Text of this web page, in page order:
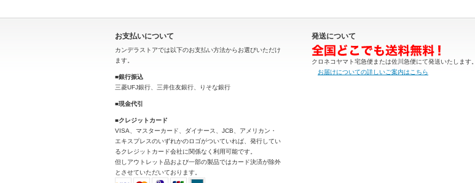
お支払いについて
カンデラストアでは以下のお支払い方法からお選びいただけ
ます。
■銀行振込
三菱UFJ銀行、三井住友銀行、りそな銀行
■現金代引
■クレジットカード
VISA、マスターカード、ダイナース、JCB、アメリカン・
エキスプレスのいずれかのロゴがついていれば、発行してい
るクレジットカード会社に関係なく利用可能です。
但しアウトレット品および一部の製品ではカード決済が除外
とさせていただいております。
発送について
クロネコヤマト宅急便または佐川急便にて発送いたします。
お届けについての詳しいご案内はこちら